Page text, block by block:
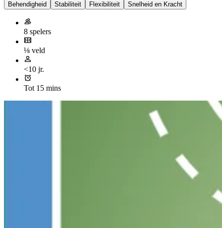
Behendigheid Stabiliteit Flexibiliteit Snelheid en Kracht
8 spelers
⅛ veld
<10 jr.
Tot 15 mins